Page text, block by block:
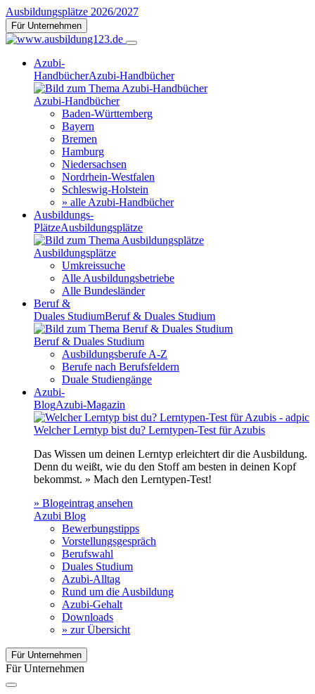
Ausbildungsplätze 2026/2027
Für Unternehmen
Azubi-
HandbücherAzubi-Handbücher
Azubi-Handbücher
Baden-Württemberg
Bayern
Bremen
Hamburg
Niedersachsen
Nordrhein-Westfalen
Schleswig-Holstein
» alle Azubi-Handbücher
Ausbildungs-
PlätzeAusbildungsplätze
Ausbildungsplätze
Umkreissuche
Alle Ausbildungsbetriebe
Alle Bundesländer
Beruf &
Duales StudiumBeruf & Duales Studium
Beruf & Duales Studium
Ausbildungsberufe A-Z
Berufe nach Berufsfeldern
Duale Studiengänge
Azubi-
BlogAzubi-Magazin
Welcher Lerntyp bist du? Lerntypen-Test für Azubis
Das Wissen um deinen Lerntyp erleichtert dir die Ausbildung.
Denn du weißt, wie du den Stoff am besten in deinen Kopf
bekommst. » Mach den Lerntypen-Test!
» Blogeintrag ansehen
Azubi Blog
Bewerbungstipps
Vorstellungsgespräch
Berufswahl
Duales Studium
Azubi-Alltag
Rund um die Ausbildung
Azubi-Gehalt
Downloads
» zur Übersicht
Für Unternehmen
Für Unternehmen